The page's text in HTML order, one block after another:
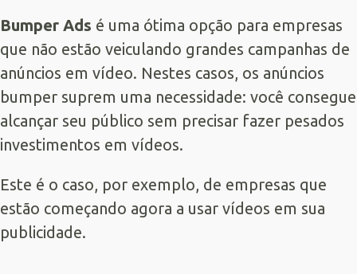
Bumper Ads é uma ótima opção para empresas
que não estão veiculando grandes campanhas de
anúncios em vídeo. Nestes casos, os anúncios
bumper suprem uma necessidade: você consegue
alcançar seu público sem precisar fazer pesados
investimentos em vídeos.
Este é o caso, por exemplo, de empresas que
estão começando agora a usar vídeos em sua
publicidade.